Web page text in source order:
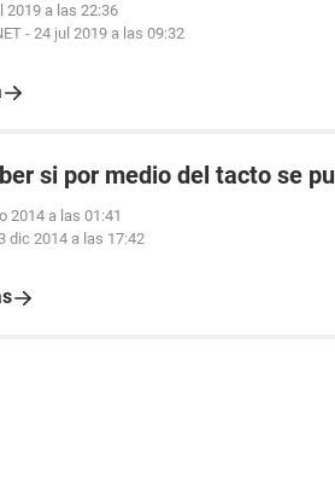
2019 a las 22:36
- 24 jul 2019 a las 09:32
si por medio del tacto se
2014 a las 01:41
3 dic 2014 a las 17:42